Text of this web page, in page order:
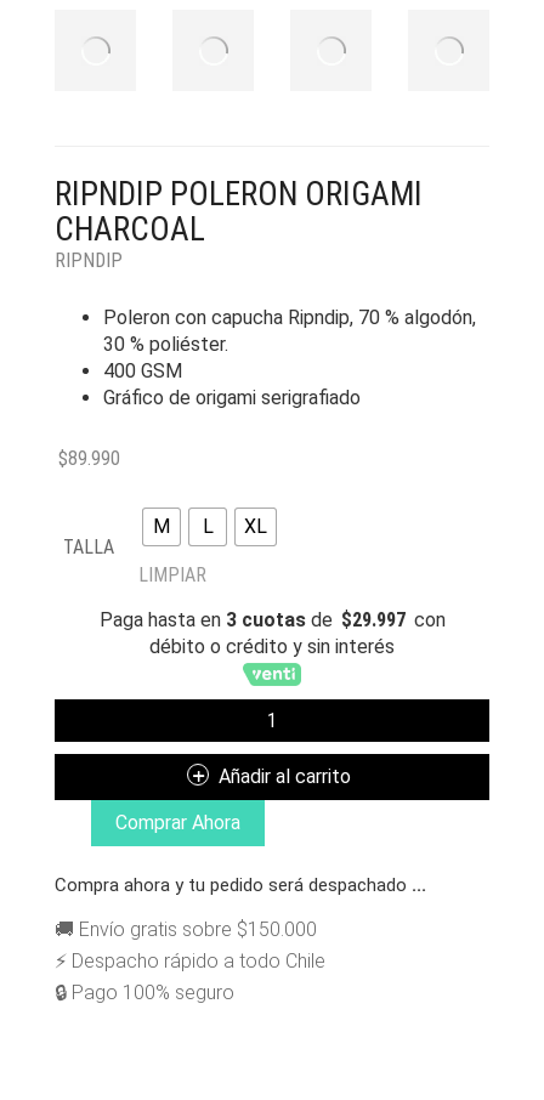
RIPNDIP POLERON ORIGAMI
CHARCOAL
RIPNDIP
Poleron con capucha Ripndip, 70 % algodón,
30 % poliéster.
400 GSM
Gráfico de origami serigrafiado
$89.990
TALLA
M L XL
LIMPIAR
Paga hasta en 3 cuotasde $29.997 con
débito o crédito y sin interés
POLERON
CANTIDAD
Añadir al carrito
Comprar Ahora
Compra ahora y tu pedido será despachado ...
🚚 Envío gratis sobre $150.000
⚡ Despacho rápido a todo Chile
🔒 Pago 100% seguro